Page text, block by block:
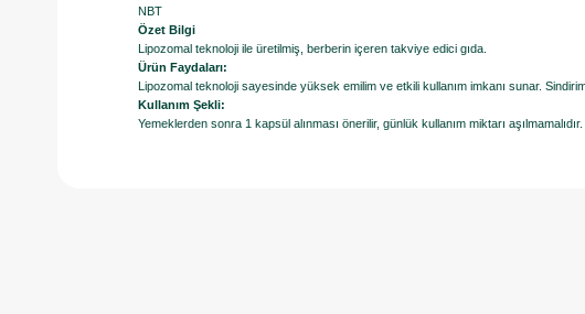
NBT
Özet Bilgi
Lipozomal teknoloji ile üretilmiş, berberin içeren takviye edici gıda.
Ürün Faydaları:
Lipozomal teknoloji sayesinde yüksek emilim ve etkili kullanım imkanı sunar.
Kullanım Şekli:
Yemeklerden sonra 1 kapsül alınması önerilir, günlük kullanım miktarı aşılmamalıdır.